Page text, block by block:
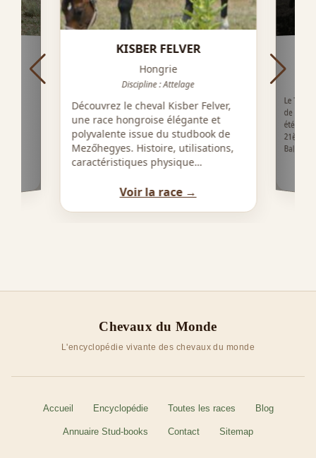
KISBER FELVER
Hongrie
Discipline : Attelage
Découvrez le cheval Kisber Felver,
une race hongroise élégante et
polyvalente issue du studbook de
Mezőhegyes. Histoire, utilisations,
caractéristiques physique…
Voir la race →
Le
de
été
Chevaux du Monde
L'encyclopédie vivante des chevaux du monde
Accueil Encyclopédie Toutes les races Blog
Annuaire Stud-books Contact Sitemap